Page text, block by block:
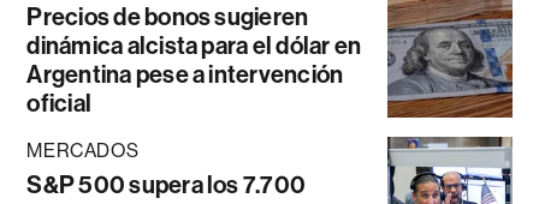
Precios de bonos sugieren
dinámica alcista para el dólar en
Argentina pese a intervención
oficial
MERCADOS
S&P 500 supera los 7.700